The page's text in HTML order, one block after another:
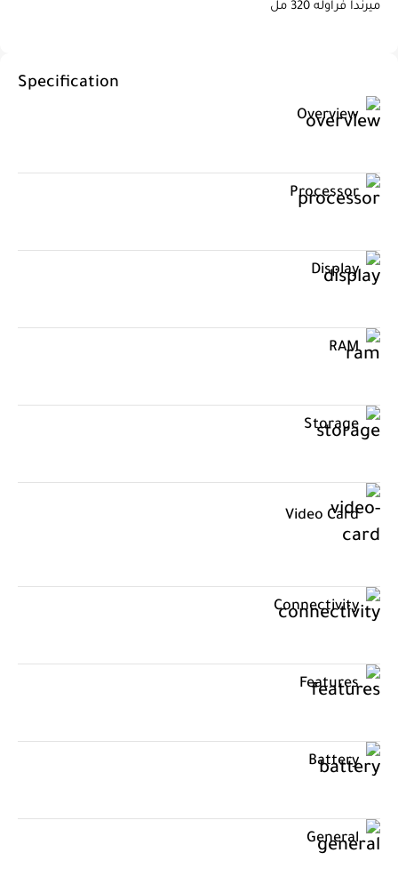
ميرندا فراوله 320 مل
Specification
Overview
Processor
Display
RAM
Storage
Video Card
Connectivity
Features
Battery
General